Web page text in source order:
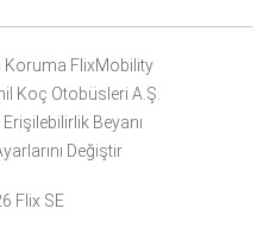
Koruma FlixMobility
Koç Otobüsleri A.Ş.
Erişilebilirlik Beyanı
Değiştir
Flix SE